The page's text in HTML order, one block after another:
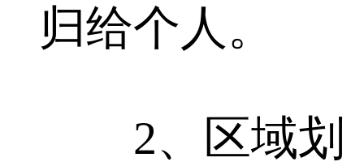
归给个人。
2、区域划